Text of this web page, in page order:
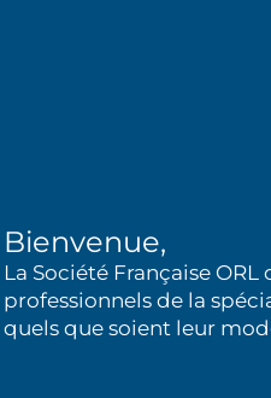
Bienvenue,
La Société Française
professionnels de la
quels que soient leur